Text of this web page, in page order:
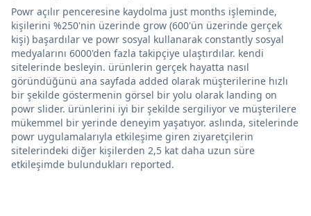
Powr açılır penceresine kaydolma just months işleminde,
kişilerini %250'nin üzerinde grow (600'ün üzerinde gerçek
kişi) başardılar ve powr sosyal kullanarak constantly sosyal
medyalarını 6000'den fazla takipçiye ulaştırdılar. kendi
sitelerinde besleyin. ürünlerin gerçek hayatta nasıl
göründüğünü ana sayfada added olarak müşterilerine hızlı
bir şekilde göstermenin görsel bir yolu olarak landing on
powr slider. ürünlerini iyi bir şekilde sergiliyor ve müşterilere
mükemmel bir yerinde deneyim yaşatıyor. aslında, sitelerinde
powr uygulamalarıyla etkileşime giren ziyaretçilerin
sitelerindeki diğer kişilerden 2,5 kat daha uzun süre
etkileşimde bulundukları reported.